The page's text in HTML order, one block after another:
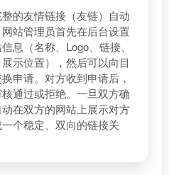
的友情链接（友链）自动
站管理员首先在后台设置
息（名称、Logo、链接、
示位置），然后可以向目
申请。对方收到申请后，
通过或拒绝。一旦双方确
在双方的网站上展示对方
个稳定、双向的链接关